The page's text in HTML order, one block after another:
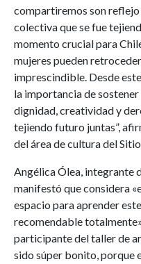
compartiremos son
colectiva que se fue
momento crucial para
mujeres pueden
imprescindible. Desde
la importancia de
dignidad, creatividad y
tejiendo futuro juntas”,
del área de cultura del
Angélica Ólea, integrante
manifestó que considera
espacio para aprender
recomendable
participante del taller de
sido súper bonito, porque